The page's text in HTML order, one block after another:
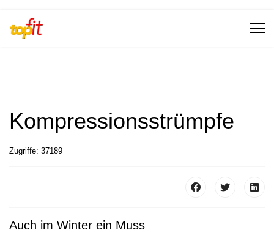
Kompressionsstrümpfe
Zugriffe: 37189
Auch im Winter ein Muss